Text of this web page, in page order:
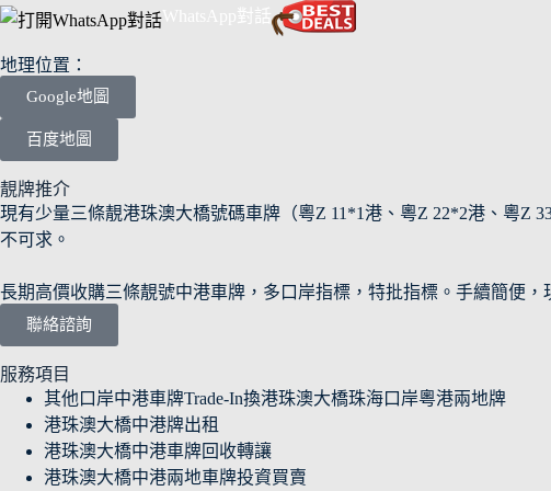
地理位置：
Google地圖
百度地圖
靚牌推介
現有少量三條靚港珠澳大橋號碼車牌（粵Z 11*1港、粵Z 22*2港、粵Z
不可求。
長期高價收購三條靚號中港車牌，多口岸指標，特批指標。手續簡便，
聯絡諮詢
服務項目
其他口岸中港車牌Trade-In換港珠澳大橋珠海口岸粵港兩地牌
港珠澳大橋中港牌出租
港珠澳大橋中港車牌回收轉讓
港珠澳大橋中港兩地車牌投資買賣